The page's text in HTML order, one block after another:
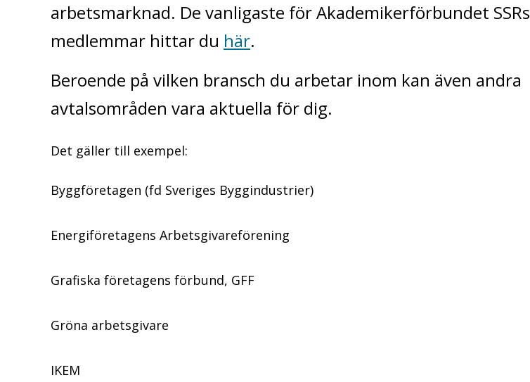
arbetsmarknad. De vanligaste för Akademikerförbundet SSRs
medlemmar hittar du här.
Beroende på vilken bransch du arbetar inom kan även andra
avtalsområden vara aktuella för dig.
Det gäller till exempel:
Byggföretagen (fd Sveriges Byggindustrier)
Energiföretagens Arbetsgivareförening
Grafiska företagens förbund, GFF
Gröna arbetsgivare
IKEM